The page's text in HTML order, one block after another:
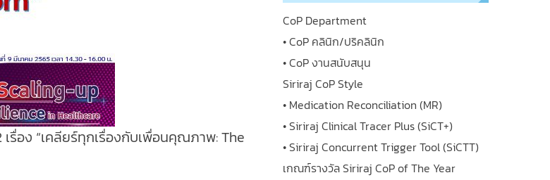
รื่อง “เคลียร์ทุกเรื่องกับเพื่อนคุณภาพ: The
CoP Department
• CoP คลินิก/ปริคลินิก
• CoP งานสนับสนุน
Siriraj CoP Style
• Medication Reconciliation (MR)
• Siriraj Clinical Tracer Plus (SiCT+)
• Siriraj Concurrent Trigger Tool (SiCTT)
เกณฑ์รางวัล Siriraj CoP of The Year